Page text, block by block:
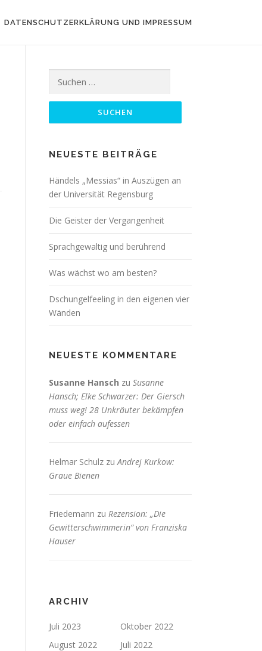
DATENSCHUTZERKLÄRUNG UND IMPRESSUM
nach:
NEUESTE BEITRÄGE
Händels „Messias“ in Auszügen an
der Universität Regensburg
Die Geister der Vergangenheit
Sprachgewaltig und berührend
Was wächst wo am besten?
Dschungelfeeling in den eigenen vier
Wänden
NEUESTE KOMMENTARE
Susanne Hansch zu Susanne
Hansch; Elke Schwarzer: Der Giersch
muss weg! 28 Unkräuter bekämpfen
oder einfach aufessen
Helmar Schulz zuAndrej Kurkow:
Graue Bienen
Friedemann zu Rezension: „Die
Gewitterschwimmerin“ von Franziska
Hauser
ARCHIV
Juli 2023
Oktober 2022
August 2022
Juli 2022